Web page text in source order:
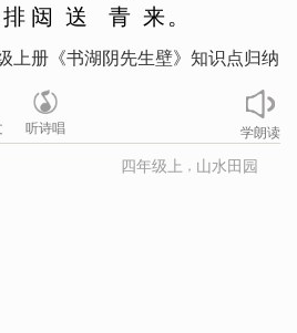
排 闼 送 青 来。
上册《书湖阴先生壁》知识点归纳
听诗唱 学朗读
四年级上 ， 山水田园